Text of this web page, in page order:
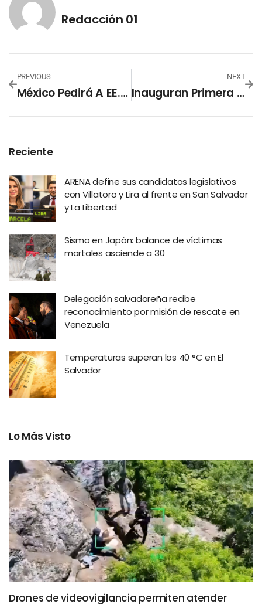
Redacción 01
PREVIOUS
México Pedirá A EE.UU. Parte De Recursos Del «Mayo» Zambada
NEXT
Inauguran Primera Clínica De Neurodesarrollo Infantil Para Atención Especializada De Niños
Reciente
ARENA define sus candidatos legislativos
con Villatoro y Lira al frente en San Salvador
y La Libertad
Sismo en Japón: balance de víctimas
mortales asciende a 30
Delegación salvadoreña recibe
reconocimiento por misión de rescate en
Venezuela
Temperaturas superan los 40 °C en El
Salvador
Lo Más Visto
Drones de videovigilancia permiten atender